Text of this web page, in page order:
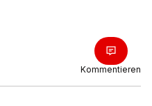
Kommentieren